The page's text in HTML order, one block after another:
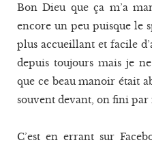
Bon Dieu que ça m’a
encore un peu puisque le
plus accueillant et facile
depuis toujours mais je
que ce beau manoir était
souvent devant, on fini
C’est en errant sur